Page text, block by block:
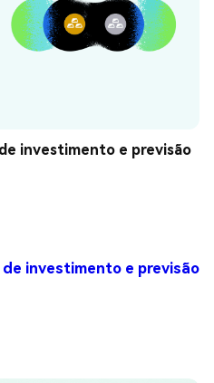
investimento e previsão
de investimento e previsão